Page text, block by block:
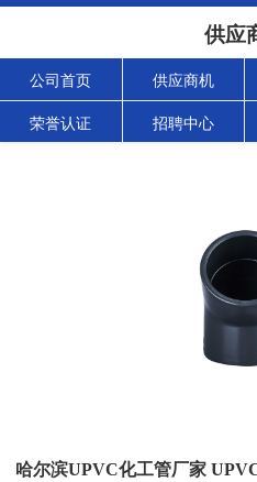
供应
公司首页 供应商机
荣誉认证 招聘中心
哈尔滨UPVC化工管厂家